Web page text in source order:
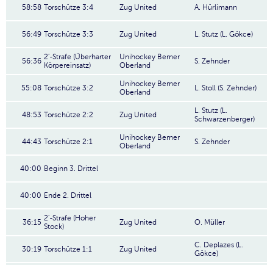
58:58 Torschütze 3:4 Zug United A. Hürlimann
56:49 Torschütze 3:3 Zug United L. Stutz (L. Gökce)
56:36 2'-Strafe (Überharter
Körpereinsatz)
Unihockey Berner
Oberland
S. Zehnder
55:08 Torschütze 3:2
Unihockey Berner
Oberland
L. Stoll (S. Zehnder)
48:53 Torschütze 2:2 Zug United
L. Stutz (L.
Schwarzenberger)
44:43 Torschütze 2:1
Unihockey Berner
Oberland
S. Zehnder
40:00 Beginn 3. Drittel
40:00 Ende 2. Drittel
36:15 2'-Strafe (Hoher
Stock)
Zug United O. Müller
30:19 Torschütze 1:1 Zug United
C. Deplazes (L.
Gökce)